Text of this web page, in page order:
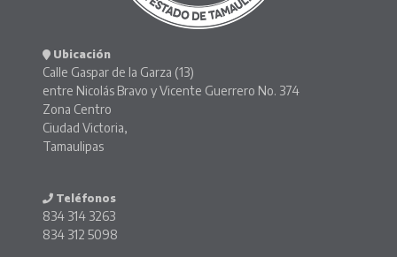
Ubicación
Calle Gaspar de la Garza (13)
entre Nicolás Bravo y Vicente Guerrero No. 374
Zona Centro
Ciudad Victoria,
Tamaulipas
Teléfonos
834 314 3263
834 312 5098